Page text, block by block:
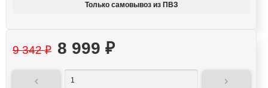
Только самовывоз из ПВЗ
9 342₽ 8 999 ₽
 